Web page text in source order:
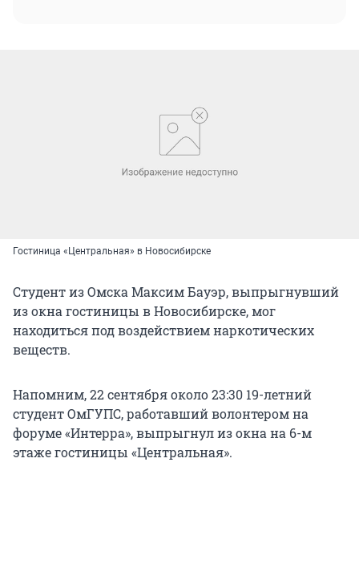
Гостиница «Центральная» в Новосибирске
Студент из Омска Максим Бауэр, выпрыгнувший
из окна гостиницы в Новосибирске, мог
находиться под воздействием наркотических
веществ.
Напомним, 22 сентября около 23:30 19-летний
студент ОмГУПС, работавший волонтером на
форуме «Интерра», выпрыгнул из окна на 6-м
этаже гостиницы «Центральная».